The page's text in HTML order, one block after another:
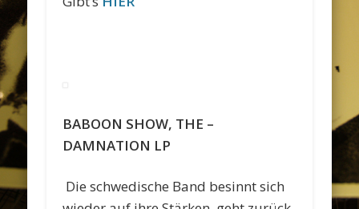
BABOON SHOW, THE –
DAMNATION LP
Die schwedische Band besinnt sich